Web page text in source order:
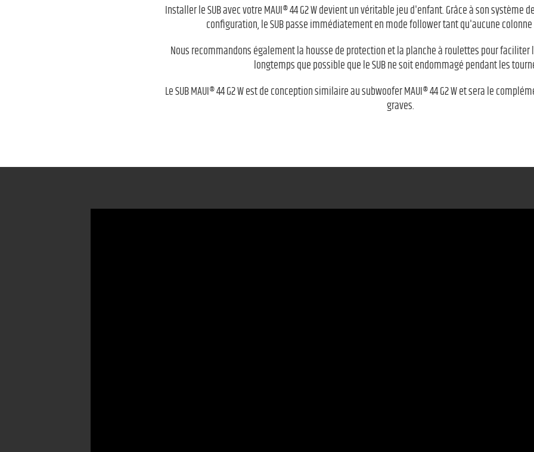
Installer le SUB avec votre MAUI® 44 G2 W devient un véritable jeu d'enfant. Grâce à son système
configuration, le SUB passe immédiatement en mode follower tant qu'aucune
Nous recommandons également la housse de protection et la planche à roulettes pour
longtemps que possible que le SUB ne soit endommagé pendant les
Le SUB MAUI® 44 G2 W est de conception similaire au subwoofer MAUI® 44 G2 W et sera le
graves.